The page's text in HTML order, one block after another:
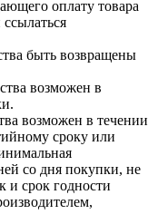
оплату товара
быть возвращены
возможен в
возможен в течении
сроку или
со дня покупки, не
и срок годности